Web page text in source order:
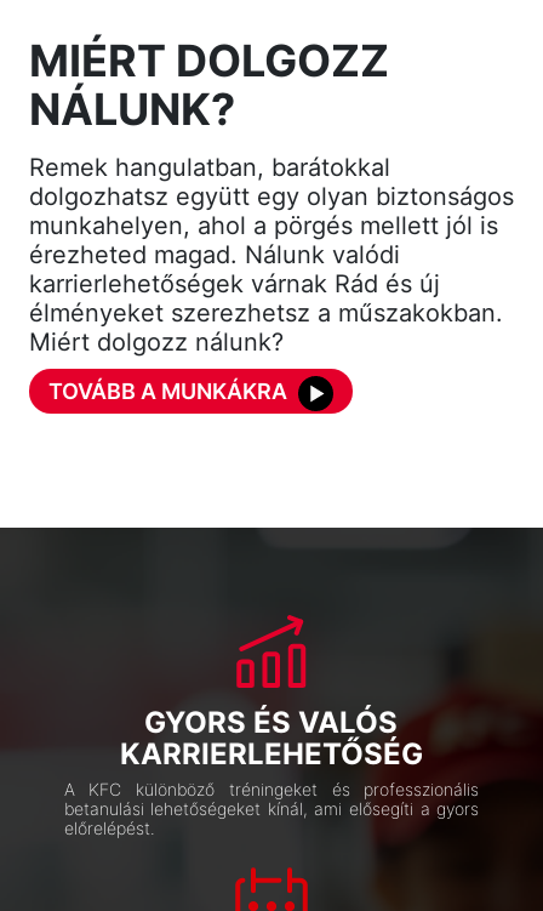
MIÉRT DOLGOZZ
NÁLUNK?
Remek hangulatban, barátokkal
dolgozhatsz együtt egy olyan biztonságos
munkahelyen, ahol a pörgés mellett jól is
érezheted magad. Nálunk valódi
karrierlehetőségek várnak Rád és új
élményeket szerezhetsz a műszakokban.
Miért dolgozz nálunk?
TOVÁBB A MUNKÁKRA
GYORS ÉS VALÓS
KARRIERLEHETŐSÉG
A KFC különböző tréningeket és professzionális
betanulási lehetőségeket kínál, ami elősegíti a gyors
előrelépést.